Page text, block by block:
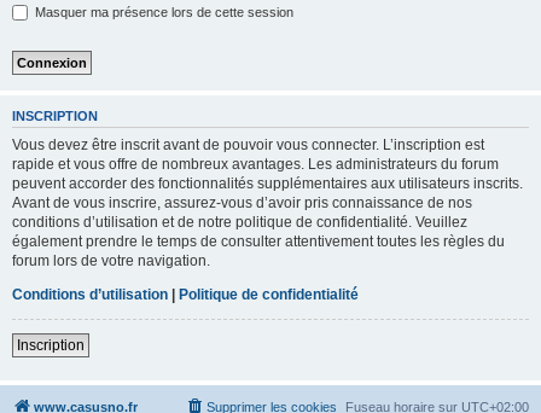
Masquer ma présence lors de cette session
INSCRIPTION
Vous devez être inscrit avant de pouvoir vous connecter. L’inscription est
rapide et vous offre de nombreux avantages. Les administrateurs du forum
peuvent accorder des fonctionnalités supplémentaires aux utilisateurs inscrits.
Avant de vous inscrire, assurez-vous d’avoir pris connaissance de nos
conditions d’utilisation et de notre politique de confidentialité. Veuillez
également prendre le temps de consulter attentivement toutes les règles du
forum lors de votre navigation.
Conditions d’utilisation | Politique de confidentialité
Inscription
www.casusno.fr Fuseau horaire sur UTC+02:00
Supprimer les cookies